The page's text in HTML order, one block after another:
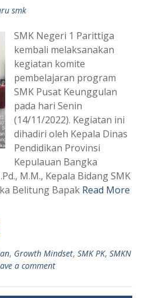
smk
SMK Negeri 1 Parittiga
kembali melaksanakan
kegiatan komite
pembelajaran program
SMK Pusat Keunggulan
pada hari Senin
(14/11/2022). Kegiatan ini
dihadiri oleh Kepala Dinas
Pendidikan Provinsi
Kepulauan Bangka
M.M., Kepala Bidang SMK
Belitung Bapak Read More
, Growth Mindset, SMK PK, SMKN
a comment